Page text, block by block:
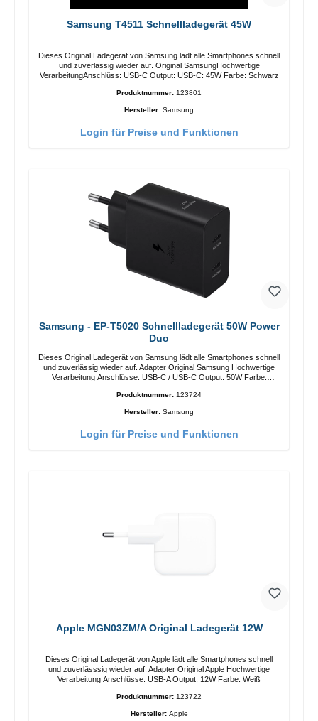
Samsung T4511 Schnellladegerät 45W
Dieses Original Ladegerät von Samsung lädt alle Smartphones schnell
und zuverlässig wieder auf. Original SamsungHochwertige
VerarbeitungAnschlüss: USB-C Output: USB-C: 45W Farbe: Schwarz
Produktnummer: 123801
Hersteller: Samsung
Login für Preise und Funktionen
Samsung - EP-T5020 Schnellladegerät 50W Power
Duo
Dieses Original Ladegerät von Samsung lädt alle Smartphones schnell
und zuverlässig wieder auf. Adapter Original Samsung Hochwertige
Verarbeitung Anschlüsse: USB-C / USB-C Output: 50W Farbe:
Schwarz/li>
Produktnummer: 123724
Hersteller: Samsung
Login für Preise und Funktionen
Apple MGN03ZM/A Original Ladegerät 12W
Dieses Original Ladegerät von Apple lädt alle Smartphones schnell
und zuverlässsig wieder auf. Adapter Original Apple Hochwertige
Verarbeitung Anschlüsse: USB-A Output: 12W Farbe: Weiß
Produktnummer: 123722
Hersteller: Apple